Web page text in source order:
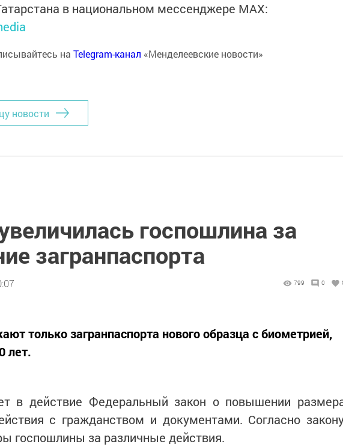
в национальном мессенджере MАХ:
на Telegram-канал «Менделеевские новости»
новости
госпошлина за
загранпаспорта
799 0
только загранпаспорта нового образца с биометрией,
лет.
в действие Федеральный закон о повышении
с гражданством и документами. Согласно
госпошлины за различные действия.